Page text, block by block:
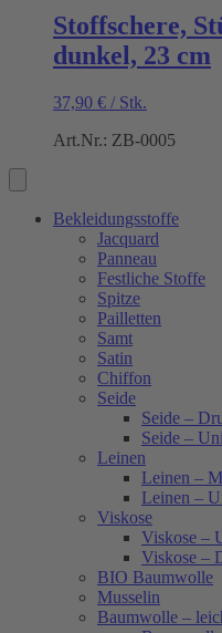
Stoffschere,
dunkel, 23 cm
37,90 € / Stk.
Art.Nr.: ZB-0005
Bekleidungsstoffe
Jacquard
Panneau
Festliche Stoffe
Spitze
Pailletten
Samt
Satin
Chiffon
Seide
Seide –
Seide – Uni
Leinen
Leinen –
Leinen –
Viskose
Viskose –
Viskose –
BIO Baumwolle
Musselin
Baumwolle –